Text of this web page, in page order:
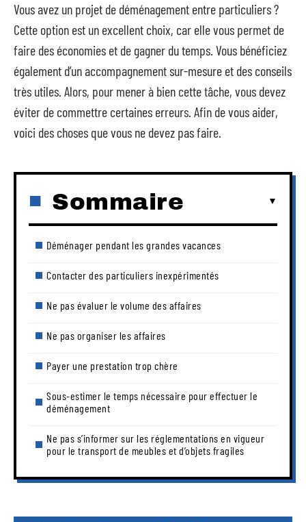
Vous avez un projet de déménagement entre particuliers ?
Cette option est un excellent choix, car elle vous permet de
faire des économies et de gagner du temps. Vous bénéficiez
également d’un accompagnement sur-mesure et des conseils
très utiles. Alors, pour mener à bien cette tâche, vous devez
éviter de commettre certaines erreurs. Afin de vous aider,
voici des choses que vous ne devez pas faire.
Sommaire
Déménager pendant les grandes vacances
Contacter des particuliers inexpérimentés
Ne pas évaluer le volume des affaires
Ne pas organiser les affaires
Payer une prestation trop chère
Sous-estimer le temps nécessaire pour effectuer le
déménagement
Ne pas s’informer sur les réglementations en vigueur
pour le transport de meubles et d’objets fragiles